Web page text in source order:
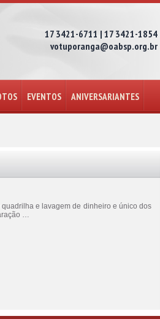
17 3421-6711 | 17 3421-1854
votuporanga@oabsp.org.br
EVENTOS ANIVERSARIANTES
e lavagem de dinheiro e único dos
…